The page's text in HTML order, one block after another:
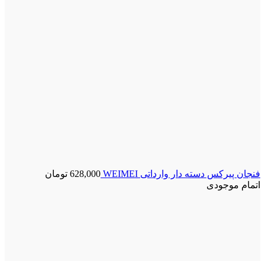
فنجان پیرکس دسته دار وارداتی WEIMEI 628,000 تومان
اتمام موجودی